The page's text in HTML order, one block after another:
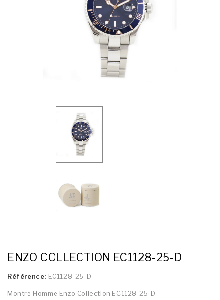
ENZO COLLECTION EC1128-25-D
Référence: EC1128-25-D
Montre Homme Enzo Collection EC1128-25-D